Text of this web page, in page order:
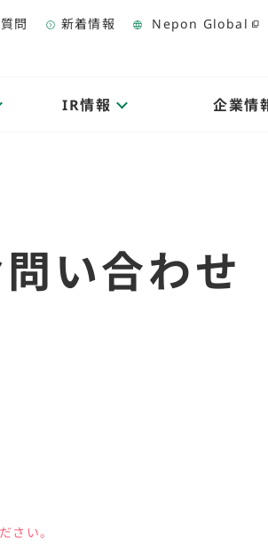
問 新着情報 Nepon Global
IR情報 企業情
い合わせ
さい。